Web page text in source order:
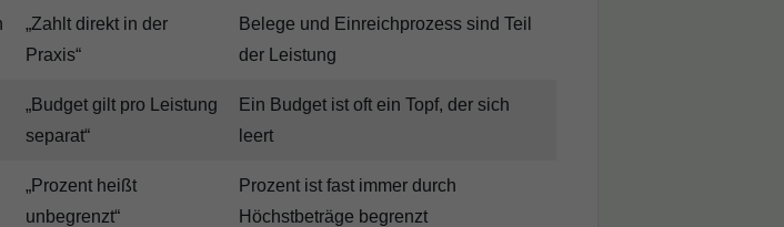
„Zahlt direkt in der
Praxis“
Belege und Einreichprozess sind Teil
der Leistung
„Budget gilt pro Leistung
separat“
Ein Budget ist oft ein Topf, der sich
leert
„Prozent heißt
unbegrenzt“
Prozent ist fast immer durch
Höchstbeträge begrenzt